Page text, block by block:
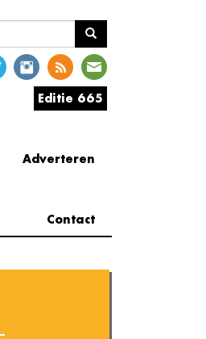
Editie 665
Adverteren
Contact